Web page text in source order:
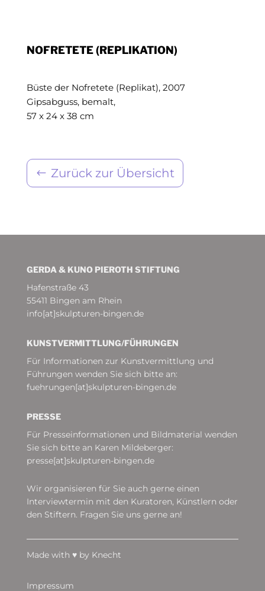
NOFRETETE (REPLIKATION)
Büste der Nofretete (Replikat), 2007
Gipsabguss, bemalt,
57 x 24 x 38 cm
Zurück zur Übersicht
GERDA & KUNO PIEROTH STIFTUNG
Hafenstraße 43
55411 Bingen am Rhein
info[at]skulpturen-bingen.de
KUNSTVERMITTLUNG/­FÜHRUNGEN
Für Informationen zur Kunstvermittlung und
Führungen wenden Sie sich bitte an:
fuehrungen[at]skulpturen-bingen.de
PRESSE
Für Presseinformationen und Bildmaterial wenden
Sie sich bitte an Karen Mildeberger:
presse[at]skulpturen-bingen.de
Wir organisieren für Sie auch gerne einen
Interviewtermin mit den Kuratoren, Künstlern oder
den Stiftern. Fragen Sie uns gerne an!
Made with ♥by Knecht
Impressum